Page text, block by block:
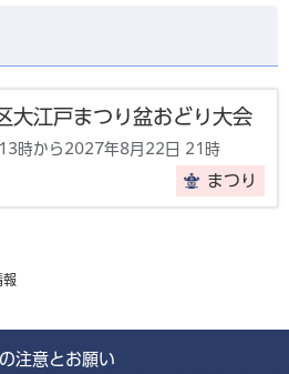
大江戸まつり盆おどり大会
時から2027年8月22日 21時
まつり
報
注意とお願い